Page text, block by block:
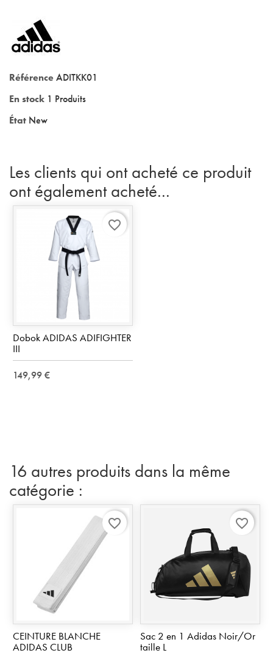
RéférenceADITKK01
En stock 1 Produits
État New
Les clients qui ont acheté ce produit
ont également acheté...
Dobok ADIDAS ADIFIGHTER
III
149,99 €
favorite_border
16 autres produits dans la même
catégorie :
CEINTURE BLANCHE
ADIDAS CLUB
favorite_border
Sac 2 en 1 Adidas Noir/Or
taille L
favorite_border